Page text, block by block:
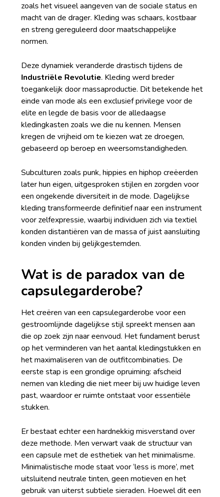
zoals het visueel aangeven van de sociale status en
macht van de drager. Kleding was schaars, kostbaar
en streng gereguleerd door maatschappelijke
normen.
Deze dynamiek veranderde drastisch tijdens de
Industriële Revolutie. Kleding werd breder
toegankelijk door massaproductie. Dit betekende het
einde van mode als een exclusief privilege voor de
elite en legde de basis voor de alledaagse
kledingkasten zoals we die nu kennen. Mensen
kregen de vrijheid om te kiezen wat ze droegen,
gebaseerd op beroep en weersomstandigheden.
Subculturen zoals punk, hippies en hiphop creëerden
later hun eigen, uitgesproken stijlen en zorgden voor
een ongekende diversiteit in de mode. Dagelijkse
kleding transformeerde definitief naar een instrument
voor zelfexpressie, waarbij individuen zich via textiel
konden distantiëren van de massa of juist aansluiting
konden vinden bij gelijkgestemden.
Wat is de paradox van de
capsulegarderobe?
Het creëren van een capsulegarderobe voor een
gestroomlijnde dagelijkse stijl spreekt mensen aan
die op zoek zijn naar eenvoud. Het fundament berust
op het verminderen van het aantal kledingstukken en
het maximaliseren van de outfitcombinaties. De
eerste stap is een grondige opruiming: afscheid
nemen van kleding die niet meer bij uw huidige leven
past, waardoor er ruimte ontstaat voor essentiële
stukken.
Er bestaat echter een hardnekkig misverstand over
deze methode. Men verwart vaak de structuur van
een capsule met de esthetiek van het minimalisme.
Minimalistische mode staat voor ‘less is more’, met
uitsluitend neutrale tinten, geen motieven en het
gebruik van uiterst subtiele sieraden. Hoewel dit een